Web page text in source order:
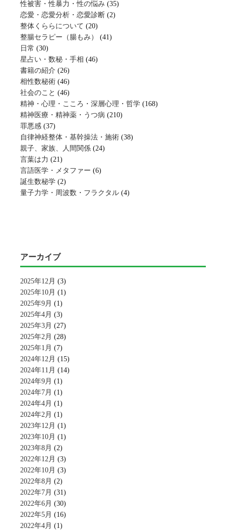
性被害・性暴力・性の悩み (35)
恋愛・恋愛分析・恋愛診断 (2)
整体くららについて (20)
整腸セラピー（腸もみ）
(41)
日常 (30)
星占い・数秘・手相 (46)
書籍の紹介 (26)
相性数秘術 (46)
社会のこと (46)
精神・心理・こころ・深層心理・哲学 (168)
精神医療・精神薬・うつ病 (210)
罪悪感 (37)
自律神経整体・基幹操法・施術 (38)
親子、家族、人間関係 (24)
言葉は力 (21)
言語医学・メタファー (6)
誕生数秘学 (2)
量子力学・周波数・フラクタル (4)
アーカイブ
2025年12月 (3)
2025年10月 (1)
2025年9月 (1)
2025年4月 (3)
2025年3月 (27)
2025年2月 (28)
2025年1月 (7)
2024年12月 (15)
2024年11月 (14)
2024年9月 (1)
2024年7月 (1)
2024年4月 (1)
2024年2月 (1)
2023年12月 (1)
2023年10月 (1)
2023年8月 (2)
2022年12月 (3)
2022年10月 (3)
2022年8月 (2)
2022年7月 (31)
2022年6月 (30)
2022年5月 (16)
2022年4月 (1)